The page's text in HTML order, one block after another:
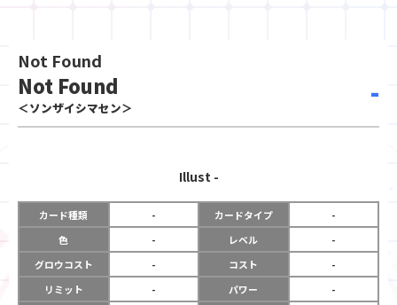
Not Found
Not Found
＜ソンザイシマセン＞ -
Illust -
カード種類 - カードタイプ
-
色
- レベル
-
グロウコスト
- コスト
-
リミット
- パワー
-